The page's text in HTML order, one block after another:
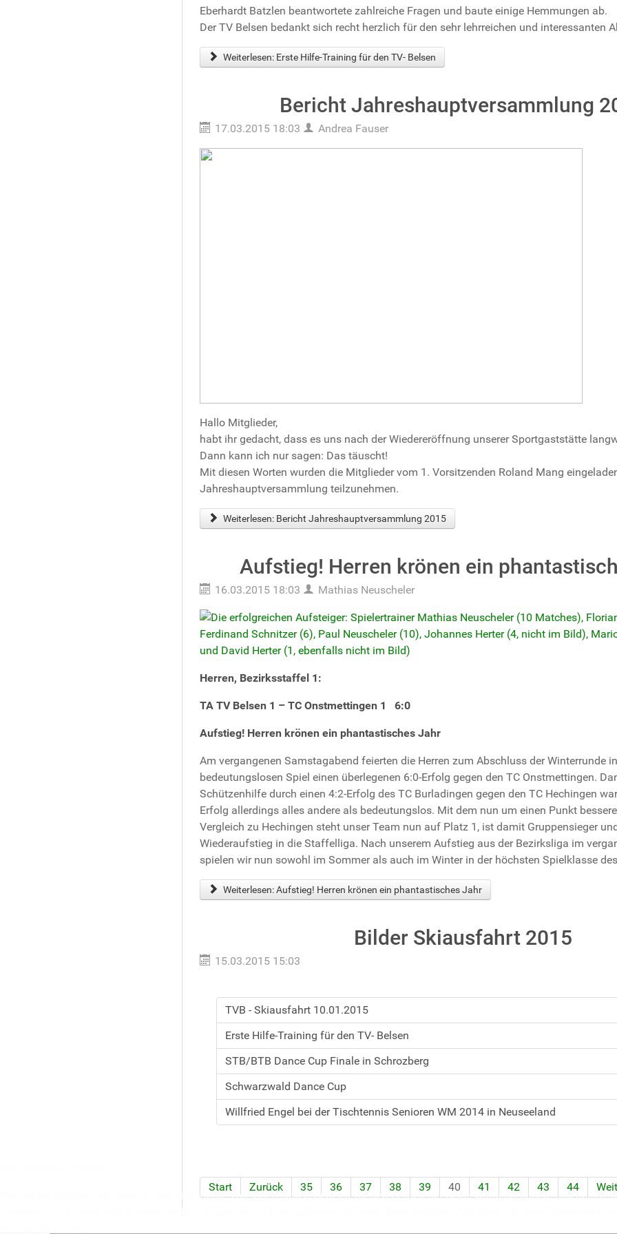
Eberhardt Batzlen beantwortete zahlreiche Fragen und baute einige Hemmungen ab.
Der TV Belsen bedankt sich recht herzlich für den sehr lehrreichen und interessanten
Weiterlesen: Erste Hilfe-Training für den TV- Belsen
Bericht Jahreshauptversammlung
17.03.2015 18:03 Andrea Fauser
Hallo Mitglieder,
habt ihr gedacht, dass es uns nach der Wiedereröffnung unserer Sportgaststätte
Dann kann ich nur sagen: Das täuscht!
Mit diesen Worten wurden die Mitglieder vom 1. Vorsitzenden Roland Mang
Jahreshauptversammlung teilzunehmen.
Weiterlesen: Bericht Jahreshauptversammlung 2015
Aufstieg! Herren krönen ein
16.03.2015 18:03 Mathias Neuscheler
Herren, Bezirksstaffel 1:
TA TV Belsen 1 – TC Onstmettingen 1 6:0
Aufstieg! Herren krönen ein phantastisches Jahr
Am vergangenen Samstagabend feierten die Herren zum Abschluss der Winterrunde
bedeutungslosen Spiel einen überlegenen 6:0-Erfolg gegen den TC Onstmettingen.
Schützenhilfe durch einen 4:2-Erfolg des TC Burladingen gegen den TC Hechingen
Erfolg allerdings alles andere als bedeutungslos. Mit dem nun um einen Punkt
Vergleich zu Hechingen steht unser Team nun auf Platz 1, ist damit Gruppensieger
Wiederaufstieg in die Staffelliga. Nach unserem Aufstieg aus der Bezirksliga im
spielen wir nun sowohl im Sommer als auch im Winter in der höchsten Spielklasse
Weiterlesen: Aufstieg! Herren krönen ein phantastisches Jahr
Bilder Skiausfahrt 2015
15.03.2015 15:03
TVB - Skiausfahrt 10.01.2015
Erste Hilfe-Training für den TV- Belsen
STB/BTB Dance Cup Finale in Schrozberg
Schwarzwald Dance Cup
Willfried Engel bei der Tischtennis Senioren WM 2014 in Neuseeland
Start Zurück 35 36 37 38 39 40 41 42 43 44
Wir nutzen Cookies auf unserer Website. Einige von ihnen sind essenziell für den Betrieb der Seite, während andere uns
Cookies). Sie können selbst entscheiden, ob Sie die Cookies zulassen möchten. Bitte beachten Sie, dass bei einer Ablehnung